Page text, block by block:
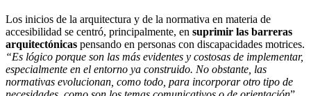
Los inicios de la arquitectura y de la normativa en materia de
accesibilidad se centró, principalmente, en suprimir las barreras
arquitectónicas pensando en personas con discapacidades motrices.
“Es lógico porque son las más evidentes y costosas de implementar,
especialmente en el entorno ya construido. No obstante, las
normativas evolucionan, como todo, para incorporar otro tipo de